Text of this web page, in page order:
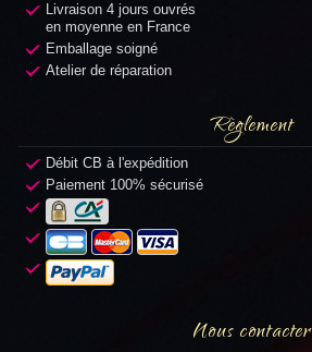
Livraison 4 jours ouvrés
en moyenne en France
Emballage soigné
Atelier de réparation
Règlement
Débit CB à l'expédition
Paiement 100% sécurisé
Nous contacter